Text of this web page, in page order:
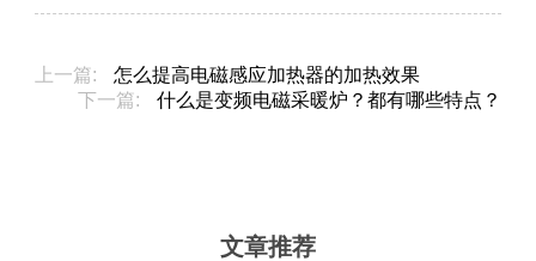
上一篇:
怎么提高电磁感应加热器的加热效果
下一篇:
​什么是变频电磁采暖炉？都有哪些特点？
文章推荐